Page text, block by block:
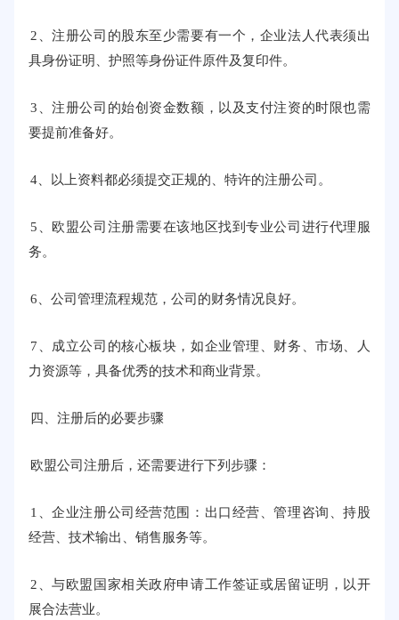
2、注册公司的股东至少需要有一个，企业法人代表须出
具身份证明、护照等身份证件原件及复印件。
3、注册公司的始创资金数额，以及支付注资的时限也需
要提前准备好。
4、以上资料都必须提交正规的、特许的注册公司。
5、欧盟公司注册需要在该地区找到专业公司进行代理服
务。
6、公司管理流程规范，公司的财务情况良好。
7、成立公司的核心板块，如企业管理、财务、市场、人
力资源等，具备优秀的技术和商业背景。
四、注册后的必要步骤
欧盟公司注册后，还需要进行下列步骤：
1、企业注册公司经营范围：出口经营、管理咨询、持股
经营、技术输出、销售服务等。
2、与欧盟国家相关政府申请工作签证或居留证明，以开
展合法营业。